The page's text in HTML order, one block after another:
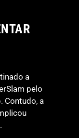
a
pelo
Contudo, a